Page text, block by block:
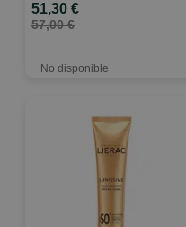
51,30 €
57,00 €
No disponible